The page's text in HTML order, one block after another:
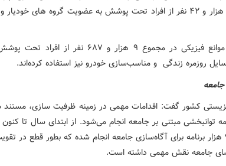
در ارتباط با مولفه توانمندسازی ۴۴۵ هزار و ۴۲ نفر از افراد تحت پوشش به عضویت گروه
وی اضافه کرد: همچنین جهت رفع موانع فیزیکی در مجموع ۹ هزار و
روزمره زندگی و مناسب‌سازی خودرو نیز استفاده کرده‌اند.
کشور گفت: اقدامات مهمی در زمینه ظرفیت سازی، مستند
هزار مورد مستندسازی فعالیت‌ها و ۹ هزار برنامه برای آگاه‌سازی جامعه انجام شده که بطور قطع
جامعه نقش مهمی داشته است.